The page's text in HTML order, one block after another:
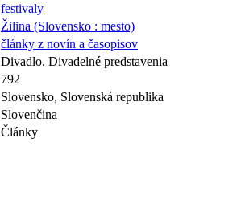
festivaly
Žilina (Slovensko : mesto)
články z novín a časopisov
Divadlo. Divadelné predstavenia
792
Slovensko, Slovenská republika
Slovenčina
Články